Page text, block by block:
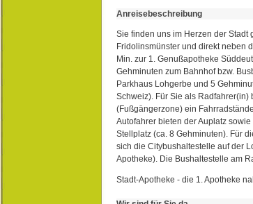
Anreisebeschreibung
Sie finden uns im Herzen der Stadt
Fridolinsmünster und direkt neben
Min. zur 1. Genußapotheke
Gehminuten zum Bahnhof bzw.
Parkhaus Lohgerbe und 5
Schweiz). Für Sie als
(Fußgängerzone) ein
Autofahrer bieten der Auplatz
Stellplatz (ca. 8 Gehminuten). Für
sich die Citybushaltestelle auf der
Apotheke). Die Bushaltestelle am
Stadt-Apotheke - die 1. Apotheke